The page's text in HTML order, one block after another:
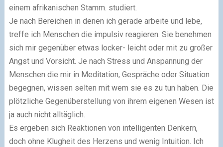
einem afrikanischen Stamm. studiert.
Je nach Bereichen in denen ich gerade arbeite und lebe,
treffe ich Menschen die impulsiv reagieren. Sie benehmen
sich mir gegenüber etwas locker- leicht oder mit zu großer
Angst und Vorsicht. Je nach Stress und Anspannung der
Menschen die mir in Meditation, Gespräche oder Situation
begegnen, wissen selten mit wem sie es zu tun haben. Die
plötzliche Gegenüberstellung von ihrem eigenen Wesen ist
ja auch nicht alltäglich.
Es ergeben sich Reaktionen von intelligenten Denkern,
doch ohne Klugheit des Herzens und wenig Intuition. Ich